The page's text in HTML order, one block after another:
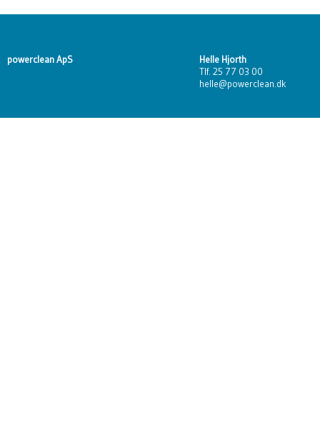
powerclean ApS
Helle Hjorth
Tlf. 25 77 03 00
helle@powerclean.dk